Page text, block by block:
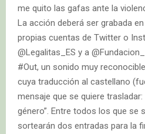
me quito las gafas ante la
La acción deberá ser grabada
propias cuentas de Twitter o
@Legalitas_ES y a
#Out, un sonido muy
cuya traducción al castellano
mensaje que se quiere
género”. Entre todos los que se
sortearán dos entradas para la